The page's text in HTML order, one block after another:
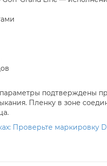
подтверждены
Пленку в зоне
Проверьте маркировку